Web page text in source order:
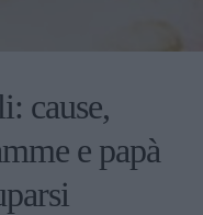
cause,
e papà